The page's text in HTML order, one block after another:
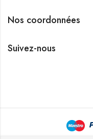
Nos coordonnées
Suivez-nous